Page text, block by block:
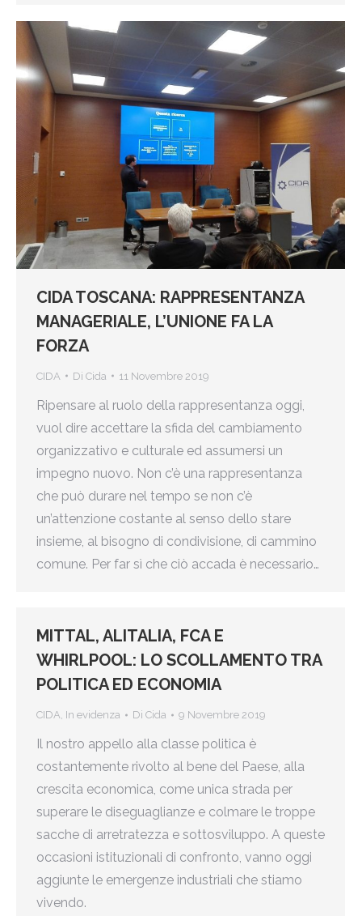
CIDA TOSCANA: RAPPRESENTANZA
MANAGERIALE, L’UNIONE FA LA
FORZA
CIDA Di Cida 11 Novembre 2019
Ripensare al ruolo della rappresentanza oggi,
vuol dire accettare la sfida del cambiamento
organizzativo e culturale ed assumersi un
impegno nuovo. Non c’è una rappresentanza
che può durare nel tempo se non c’è
un’attenzione costante al senso dello stare
insieme, al bisogno di condivisione, di cammino
comune. Per far sì che ciò accada è necessario…
MITTAL, ALITALIA, FCA E
WHIRLPOOL: LO SCOLLAMENTO TRA
POLITICA ED ECONOMIA
CIDA, In evidenza Di Cida 9 Novembre 2019
Il nostro appello alla classe politica è
costantemente rivolto al bene del Paese, alla
crescita economica, come unica strada per
superare le diseguaglianze e colmare le troppe
sacche di arretratezza e sottosviluppo. A queste
occasioni istituzionali di confronto, vanno oggi
aggiunte le emergenze industriali che stiamo
vivendo.